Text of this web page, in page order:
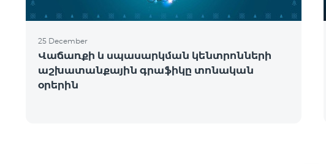
25 December
Վաճառքի և սպասարկման կենտրոնների
աշխատանքային գրաֆիկը տոնական
օրերին